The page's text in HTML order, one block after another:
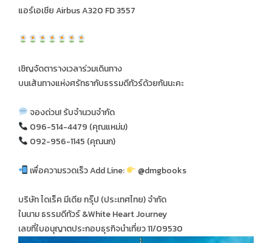
แอร์เอเชีย Airbus A320 FD 3557
เชิญจัดตารางเวลาร่วมเดินทาง
บนเส้นทางแห่งศรัทธากับธรรมดีทัวร์ด้วยกันนะคะ
จองด่วน! รับจำนวนจำกัด
096-514-4479 (คุณแหม่ม)
092-956-1145 (คุณนก)
เพื่อความรวดเร็ว Add Line: @dmgbooks
บริษัท ไดเร็ค มีเดีย กรุ๊ป (ประเทศไทย) จำกัด
ในนาม ธรรมดีทัวร์ &White Heart Journey
เลขที่ใบอนุญาตประกอบธุรกิจนำเที่ยว 11/09530